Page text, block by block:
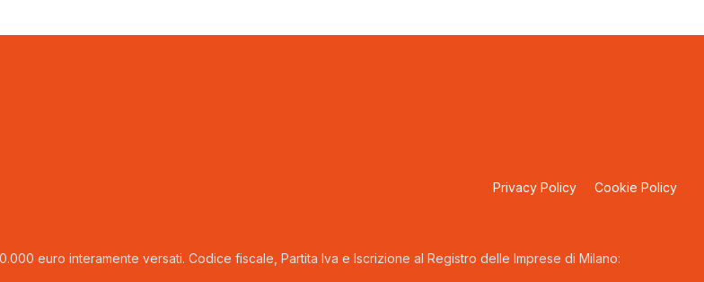
Privacy Policy Cookie Policy
euro interamente versati. Codice fiscale, Partita Iva e Iscrizione al Registro delle Imprese di Milano: